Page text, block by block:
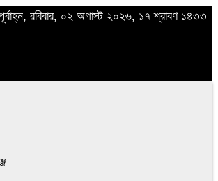
রবিবার, ০২ অগাস্ট ২০২৬, ১৭ শ্রাবণ ১৪৩৩